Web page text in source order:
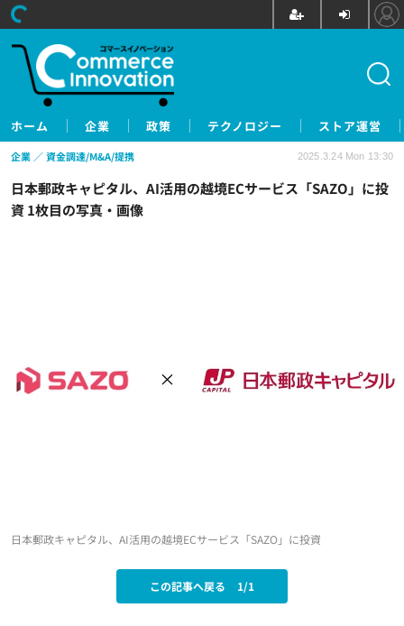
ホーム 企業 政策 テクノロジー ストア運営
日本郵政キャピタル、AI活用の越境ECサービス「SAZO」に投
資 1枚目の写真・画像
企業 資金調達/M&A/提携 2025.3.24 Mon 13:30
日本郵政キャピタル、AI活用の越境ECサービス「SAZO」に投資
この記事へ戻る 1/1